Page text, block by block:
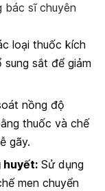
bác sĩ chuyên
loại thuốc kích
sắt để giảm
nồng độ
thuốc và chế
gãy.
huyết: Sử dụng
men chuyển